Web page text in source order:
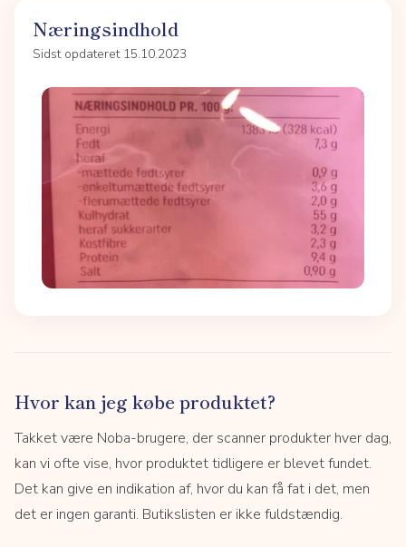
Næringsindhold
Sidst opdateret 15.10.2023
Hvor kan jeg købe produktet?
Takket være Noba-brugere, der scanner produkter hver dag,
kan vi ofte vise, hvor produktet tidligere er blevet fundet.
Det kan give en indikation af, hvor du kan få fat i det, men
det er ingen garanti. Butikslisten er ikke fuldstændig.